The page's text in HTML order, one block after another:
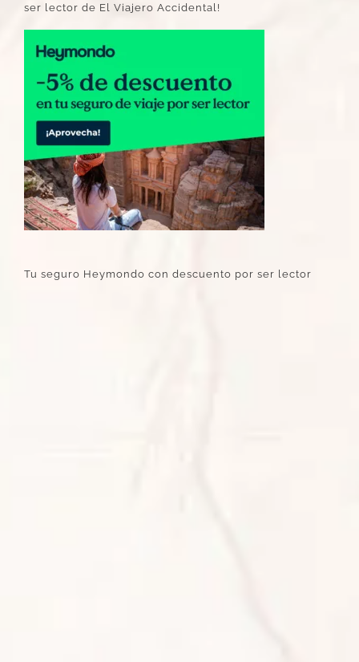
ser lector de El Viajero Accidental!
Tu seguro Heymondo con descuento por ser lector